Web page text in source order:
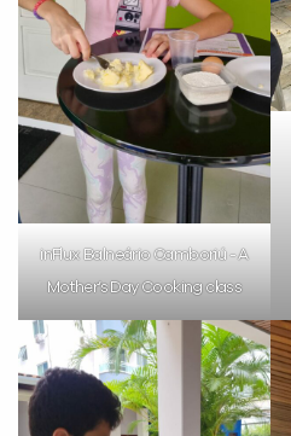
inFlux Balneário Camboriú - A
Mother’s Day Cooking class